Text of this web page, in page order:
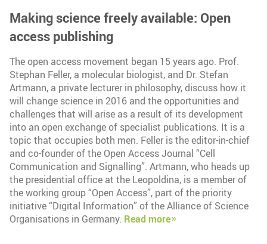
Making science freely available: Open
access publishing
The open access movement began 15 years ago. Prof.
Stephan Feller, a molecular biologist, and Dr. Stefan
Artmann, a private lecturer in philosophy, discuss how it
will change science in 2016 and the opportunities and
challenges that will arise as a result of its development
into an open exchange of specialist publications. It is a
topic that occupies both men. Feller is the editor-in-chief
and co-founder of the Open Access Journal “Cell
Communication and Signalling”. Artmann, who heads up
the presidential office at the Leopoldina, is a member of
the working group “Open Access”, part of the priority
initiative “Digital Information” of the Alliance of Science
Organisations in Germany. Read more